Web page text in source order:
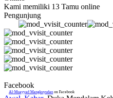
Kami memiliki 13 Tamu online
Pengunjung
Facebook
Al-Muayyad Mangkuyudan on Facebook